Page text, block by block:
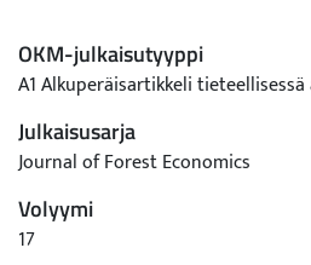
OKM-julkaisutyyppi
A1 Alkuperäisartikkeli tieteellisessä
Julkaisusarja
Journal of Forest Economics
Volyymi
17